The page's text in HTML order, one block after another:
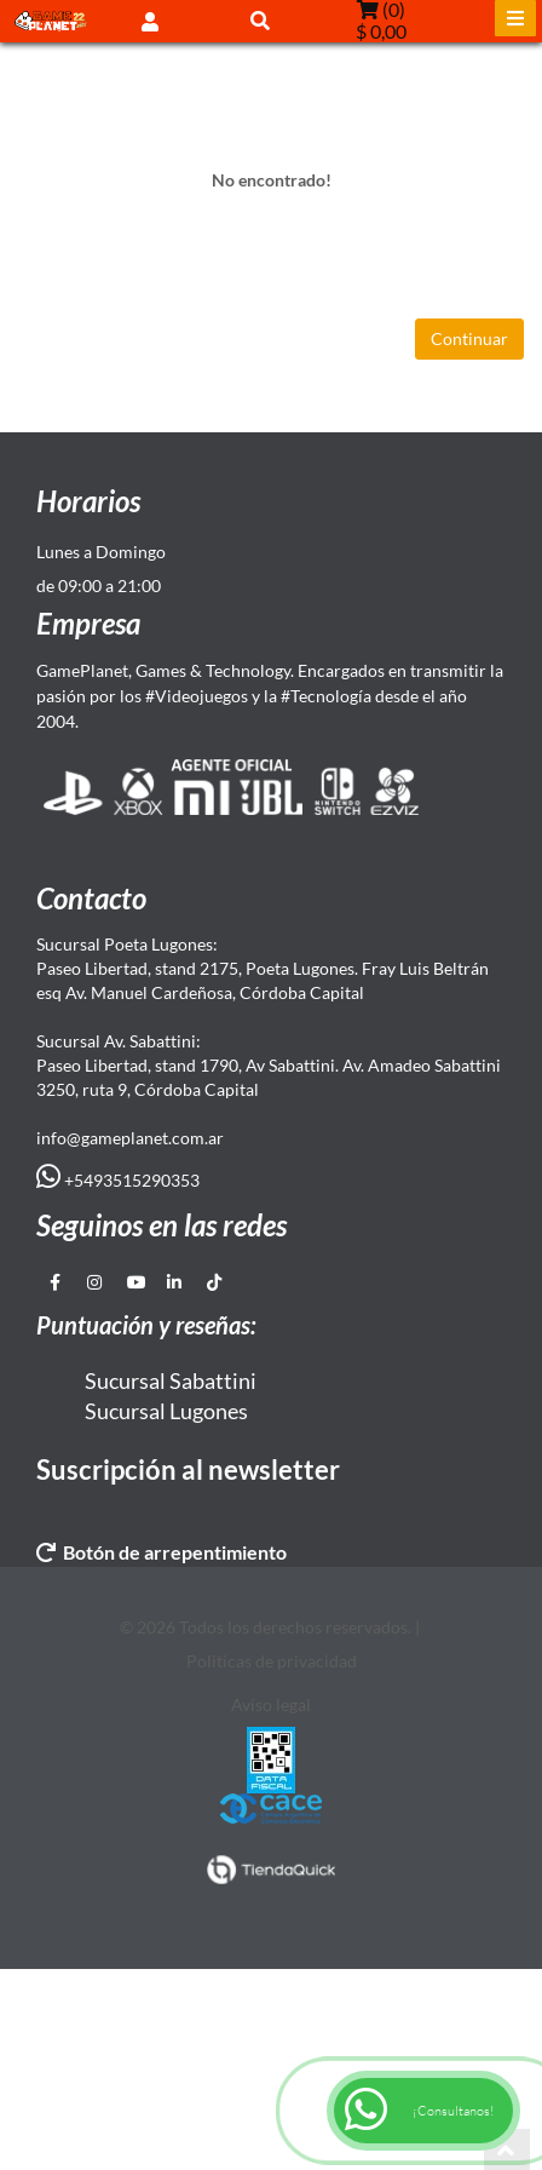
(0)
$ 0,00
No encontrado!
Continuar
Horarios
Lunes a Domingo
de 09:00 a 21:00
Empresa
GamePlanet, Games & Technology. Encargados en transmitir la
pasión por los #Videojuegos y la #Tecnología desde el año
2004.
Contacto
Sucursal Poeta Lugones:
Paseo Libertad, stand 2175, Poeta Lugones. Fray Luis Beltrán
esq Av. Manuel Cardeñosa, Córdoba Capital
Sucursal Av. Sabattini:
Paseo Libertad, stand 1790, Av Sabattini. Av. Amadeo Sabattini
3250, ruta 9, Córdoba Capital
info@gameplanet.com.ar
+5493515290353
Seguinos en las redes
Puntuación y reseñas:
Sucursal Sabattini
Sucursal Lugones
Suscripción al newsletter
Botón de arrepentimiento
¡Consultanos!